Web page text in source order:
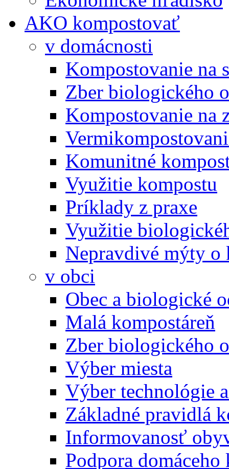
AKO kompostovať
v domácnosti
Kompostovanie na
Zber biologického
Kompostovanie na
Komunitné
Využitie kompostu
Príklady z praxe
Využitie
Nepravdivé mýty o
v obci
Obec a biologické
Malá kompostáreň
Zber biologického
Výber miesta
Výber technológie
Základné pravidlá
Informovanosť
Podpora